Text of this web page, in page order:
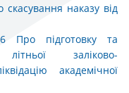
наказу від
Про підготовку та
заліково-
академічної